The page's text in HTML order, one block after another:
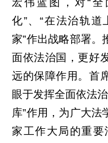
宏伟蓝图，对“
化”、“在法治轨
家”作出战略部署。
面依法治国，更好
远的保障作用。首
眼于发挥全面依法
库”作用，为广大法
家工作大局的重